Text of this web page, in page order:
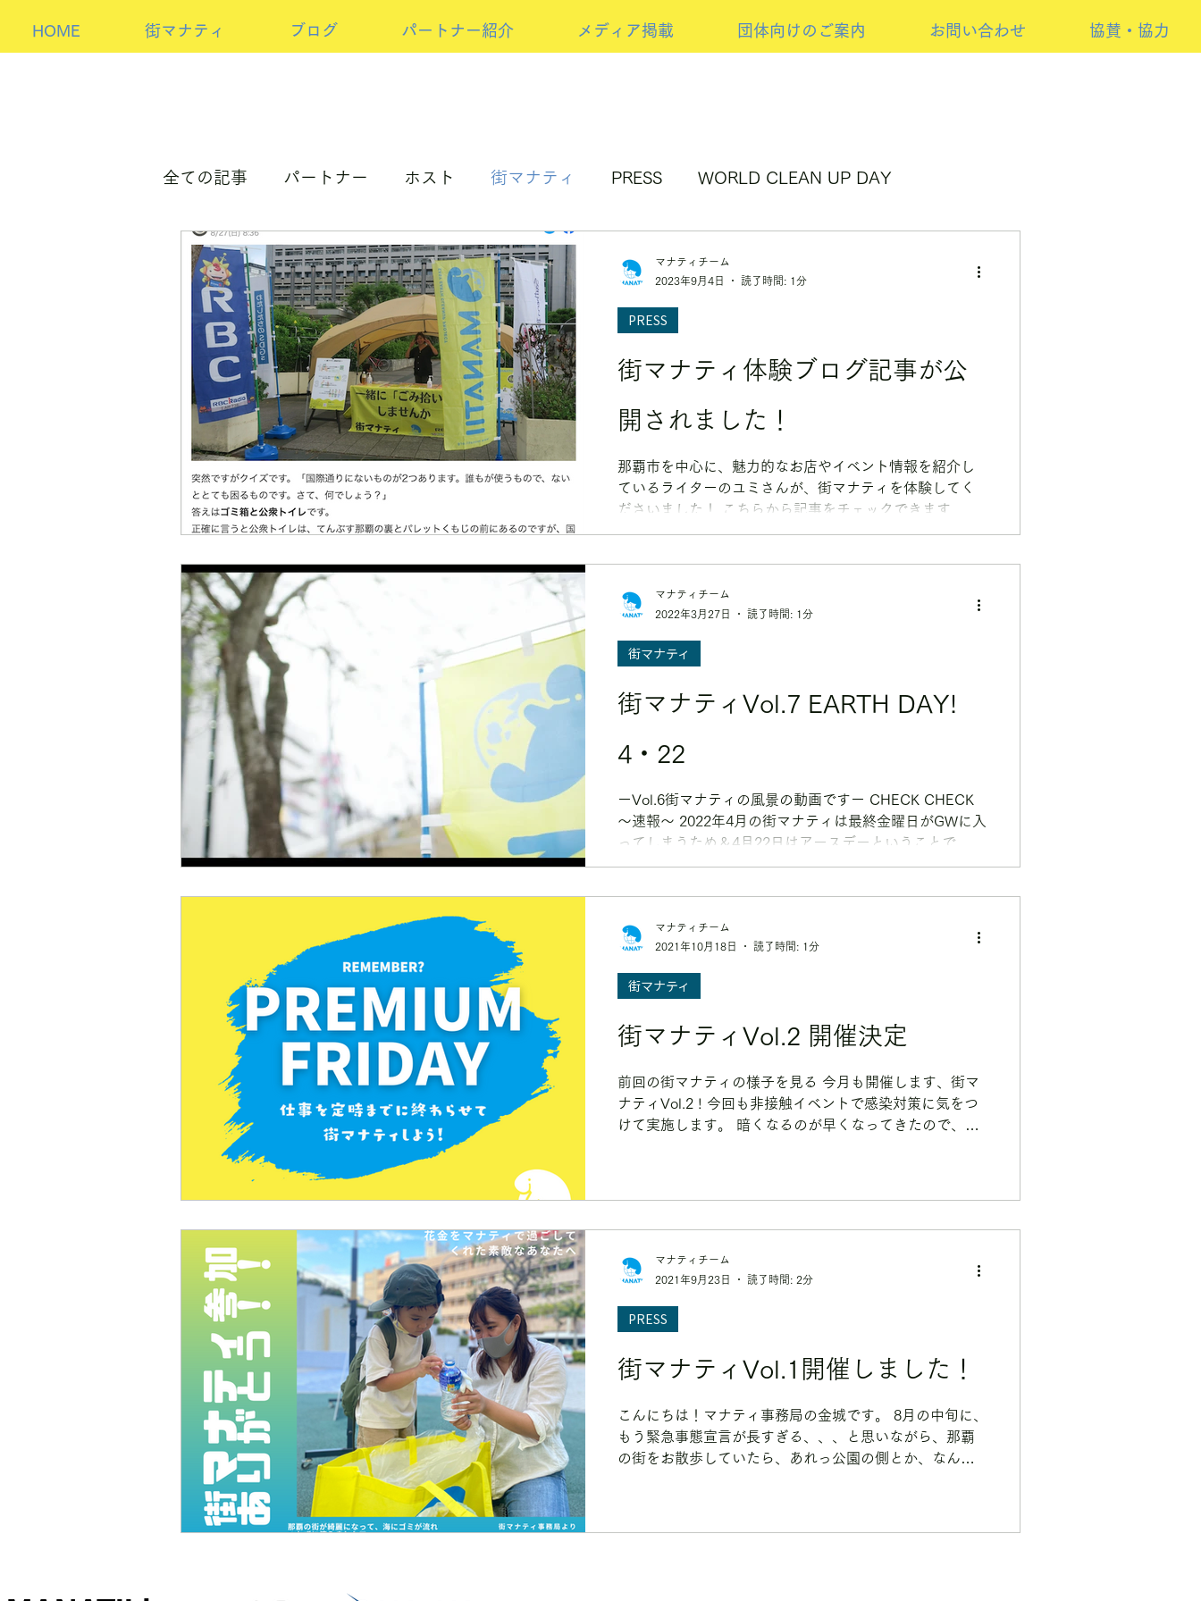
HOME 街マナティ ブログ パートナー紹介 メディア掲載 団体向けのご案内 お問い合わせ 協賛・協力
全ての記事 パートナー ホスト 街マナティ PRESS WORLD CLEAN UP DAY
パートナーorホスト アップサイクルの取り組み
街マナティ体験ブログ記事が公
開されました！
那覇市を中心に、魅力的なお店やイベント情報を紹介し
ているライターのユミさんが、街マナティを体験してく
ださいました！ こちらから記事をチェックできます
PRESS
マナティチーム
2023年9月4日
読了時間: 1分
街マナティVol.7 EARTH DAY!
4・22
ーVol.6街マナティの風景の動画ですー CHECK CHECK
〜速報〜 2022年4月の街マナティは最終金曜日がGWに入
ってしまうため＆4月22日はアースデーということで、一
週間早い22日に開催します！ 感染対策ばっちりで「那覇
街マナティ
マナティチーム
2022年3月27日
読了時間: 1分
街マナティVol.2 開催決定
前回の街マナティの様子を見る 今月も開催します、街マ
ナティVol.2 ! 今回も非接触イベントで感染対策に気をつ
けて実施します。 暗くなるのが早くなってきたので、早
街マナティ
マナティチーム
2021年10月18日
読了時間: 1分
街マナティVol.1開催しました！
こんにちは！マナティ事務局の金城です。 8月の中旬に、
もう緊急事態宣言が長すぎる、、、と思いながら、那覇
の街をお散歩していたら、あれっ公園の側とか、なんか
PRESS
マナティチーム
2021年9月23日
読了時間: 2分